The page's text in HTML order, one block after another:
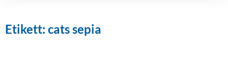
Etikett: cats sepia